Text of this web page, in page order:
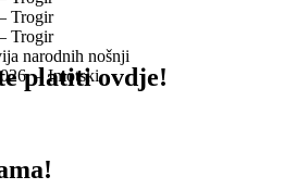
Trogir
Trogir
narodnih nošnji
– Imotski
platiti ovdje!